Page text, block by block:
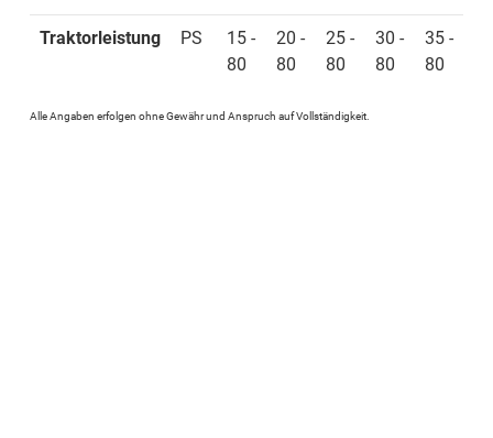
Traktorleistung PS
15 -
80
20 -
80
25 -
80
30 -
80
35 -
80
Alle Angaben erfolgen ohne Gewähr und Anspruch auf Vollständigkeit.